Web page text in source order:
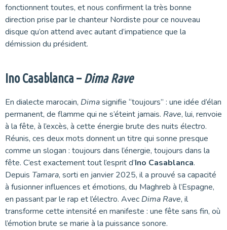
fonctionnent toutes, et nous confirment la très bonne
direction prise par le chanteur Nordiste pour ce nouveau
disque qu’on attend avec autant d’impatience que la
démission du président.
Ino Casablanca – Dima Rave
En dialecte marocain, Dimasignifie “toujours” : une idée d’élan
permanent, de flamme qui ne s’éteint jamais. Rave, lui, renvoie
à la fête, à l’excès, à cette énergie brute des nuits électro.
Réunis, ces deux mots donnent un titre qui sonne presque
comme un slogan : toujours dans l’énergie, toujours dans la
fête. C’est exactement tout l’esprit d’Ino Casablanca.
Depuis Tamara, sorti en janvier 2025, il a prouvé sa capacité
à fusionner influences et émotions, du Maghreb à l’Espagne,
en passant par le rap et l’électro. Avec Dima Rave, il
transforme cette intensité en manifeste : une fête sans fin, où
l’émotion brute se marie à la puissance sonore.